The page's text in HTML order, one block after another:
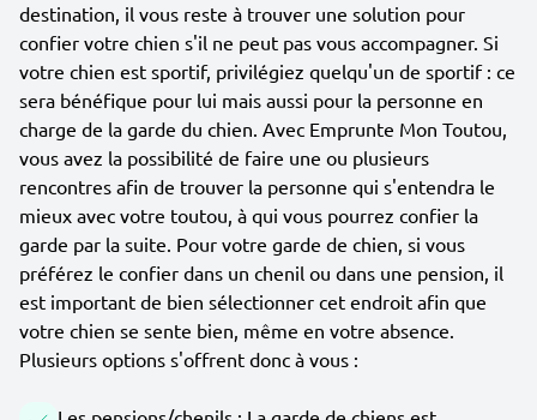
destination, il vous reste à trouver une solution pour
confier votre chien s'il ne peut pas vous accompagner. Si
votre chien est sportif, privilégiez quelqu'un de sportif : ce
sera bénéfique pour lui mais aussi pour la personne en
charge de la garde du chien. Avec Emprunte Mon Toutou,
vous avez la possibilité de faire une ou plusieurs
rencontres afin de trouver la personne qui s'entendra le
mieux avec votre toutou, à qui vous pourrez confier la
garde par la suite. Pour votre garde de chien, si vous
préférez le confier dans un chenil ou dans une pension, il
est important de bien sélectionner cet endroit afin que
votre chien se sente bien, même en votre absence.
Plusieurs options s'offrent donc à vous :